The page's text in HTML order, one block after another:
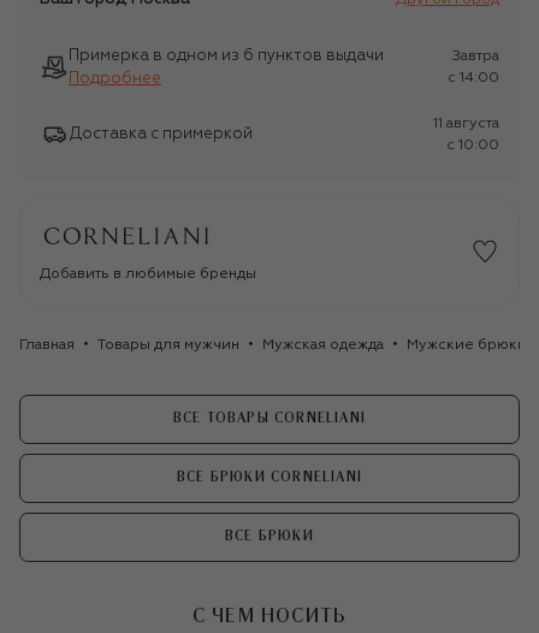
Примерка в одном из 6 пунктов выдачи
Подробнее
Завтра
c 14:00
Доставка с примеркой
11 августа
c 10:00
Добавить в любимые бренды
Главная Товары для мужчин Мужская одежда Мужские брюки
ВСЕ ТОВАРЫ CORNELIANI
ВСЕ БРЮКИ CORNELIANI
ВСЕ БРЮКИ
С ЧЕМ НОСИТЬ